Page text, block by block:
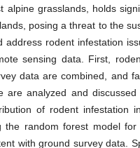
alpine grasslands, holds
posing a threat to the
rodent infestation
sensing data. First,
data are combined, and
analyzed and
of rodent infestation
random forest model
with ground survey data.